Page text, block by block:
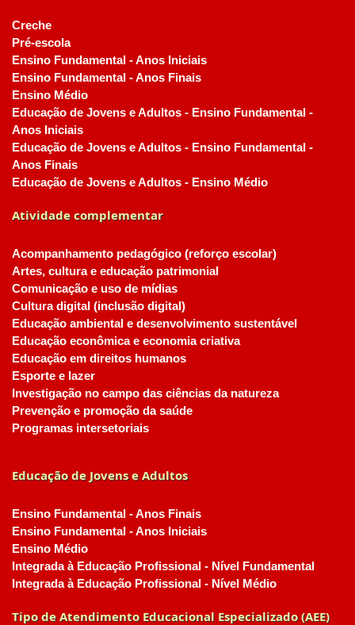
Creche
Pré-escola
Ensino Fundamental - Anos Iniciais
Ensino Fundamental - Anos Finais
Ensino Médio
Educação de Jovens e Adultos - Ensino Fundamental -
Anos Iniciais
Educação de Jovens e Adultos - Ensino Fundamental -
Anos Finais
Educação de Jovens e Adultos - Ensino Médio
Atividade complementar
Acompanhamento pedagógico (reforço escolar)
Artes, cultura e educação patrimonial
Comunicação e uso de mídias
Cultura digital (inclusão digital)
Educação ambiental e desenvolvimento sustentável
Educação econômica e economia criativa
Educação em direitos humanos
Esporte e lazer
Investigação no campo das ciências da natureza
Prevenção e promoção da saúde
Programas intersetoriais
Educação de Jovens e Adultos
Ensino Fundamental - Anos Finais
Ensino Fundamental - Anos Iniciais
Ensino Médio
Integrada à Educação Profissional - Nível Fundamental
Integrada à Educação Profissional - Nível Médio
Tipo de Atendimento Educacional Especializado (AEE)